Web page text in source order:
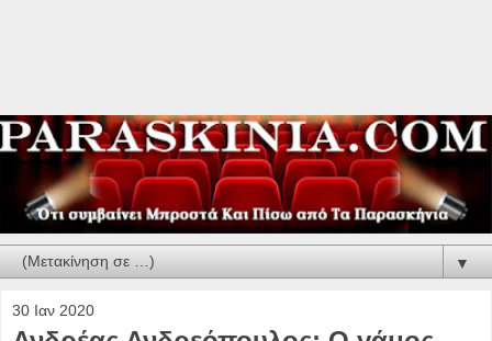
▼
30 Ιαν 2020